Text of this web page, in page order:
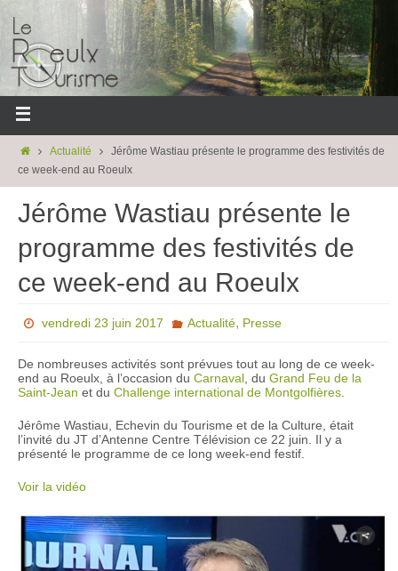
Actualité
Jérôme Wastiau présente le programme des festivités de
ce week-end au Roeulx
Jérôme Wastiau présente le
programme des festivités de
ce week-end au Roeulx
vendredi 23 juin 2017 Actualité, Presse
De nombreuses activités sont prévues tout au long de ce week-
end au Roeulx, à l’occasion du Carnaval , du Grand Feu de la
Saint-Jean et du Challenge international de Montgolfières
Jérôme Wastiau, Echevin du Tourisme et de la Culture, était
l’invité du JT d’Antenne Centre Télévision ce 22 juin. Il y a
présenté le programme de ce long week-end festif.
Voir la vidéo